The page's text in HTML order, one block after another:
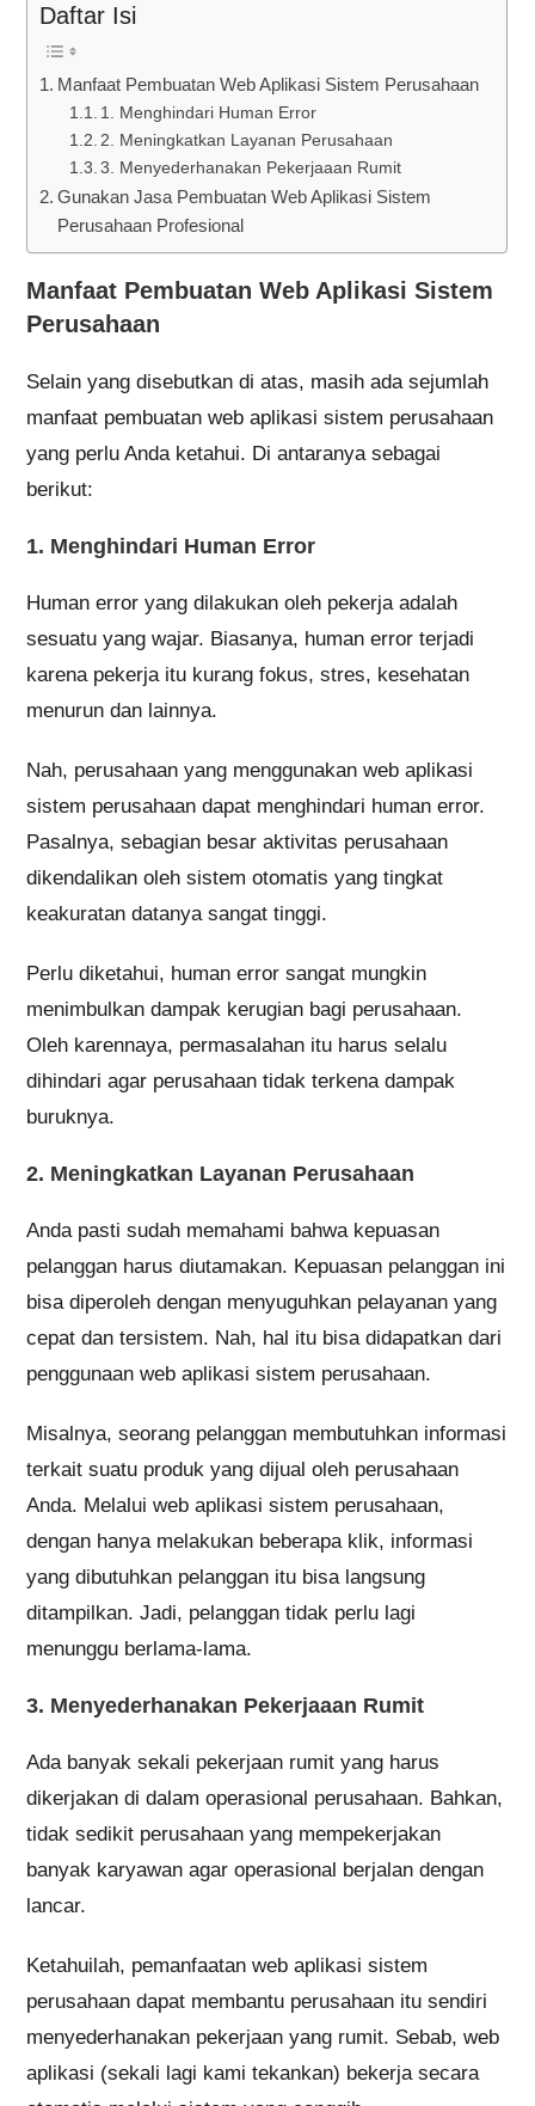
Daftar Isi
Manfaat Pembuatan Web Aplikasi Sistem Perusahaan
1. Menghindari Human Error
2. Meningkatkan Layanan Perusahaan
3. Menyederhanakan Pekerjaaan Rumit
Gunakan Jasa Pembuatan Web Aplikasi Sistem
Perusahaan Profesional
Manfaat Pembuatan Web Aplikasi Sistem
Perusahaan
Selain yang disebutkan di atas, masih ada sejumlah
manfaat pembuatan web aplikasi sistem perusahaan
yang perlu Anda ketahui. Di antaranya sebagai
berikut:
1. Menghindari Human Error
Human error yang dilakukan oleh pekerja adalah
sesuatu yang wajar. Biasanya, human error terjadi
karena pekerja itu kurang fokus, stres, kesehatan
menurun dan lainnya.
Nah, perusahaan yang menggunakan web aplikasi
sistem perusahaan dapat menghindari human error.
Pasalnya, sebagian besar aktivitas perusahaan
dikendalikan oleh sistem otomatis yang tingkat
keakuratan datanya sangat tinggi.
Perlu diketahui, human error sangat mungkin
menimbulkan dampak kerugian bagi perusahaan.
Oleh karennaya, permasalahan itu harus selalu
dihindari agar perusahaan tidak terkena dampak
buruknya.
2. Meningkatkan Layanan Perusahaan
Anda pasti sudah memahami bahwa kepuasan
pelanggan harus diutamakan. Kepuasan pelanggan ini
bisa diperoleh dengan menyuguhkan pelayanan yang
cepat dan tersistem. Nah, hal itu bisa didapatkan dari
penggunaan web aplikasi sistem perusahaan.
Misalnya, seorang pelanggan membutuhkan informasi
terkait suatu produk yang dijual oleh perusahaan
Anda. Melalui web aplikasi sistem perusahaan,
dengan hanya melakukan beberapa klik, informasi
yang dibutuhkan pelanggan itu bisa langsung
ditampilkan. Jadi, pelanggan tidak perlu lagi
menunggu berlama-lama.
3. Menyederhanakan Pekerjaaan Rumit
Ada banyak sekali pekerjaan rumit yang harus
dikerjakan di dalam operasional perusahaan. Bahkan,
tidak sedikit perusahaan yang mempekerjakan
banyak karyawan agar operasional berjalan dengan
lancar.
Ketahuilah, pemanfaatan web aplikasi sistem
perusahaan dapat membantu perusahaan itu sendiri
menyederhanakan pekerjaan yang rumit. Sebab, web
aplikasi (sekali lagi kami tekankan) bekerja secara